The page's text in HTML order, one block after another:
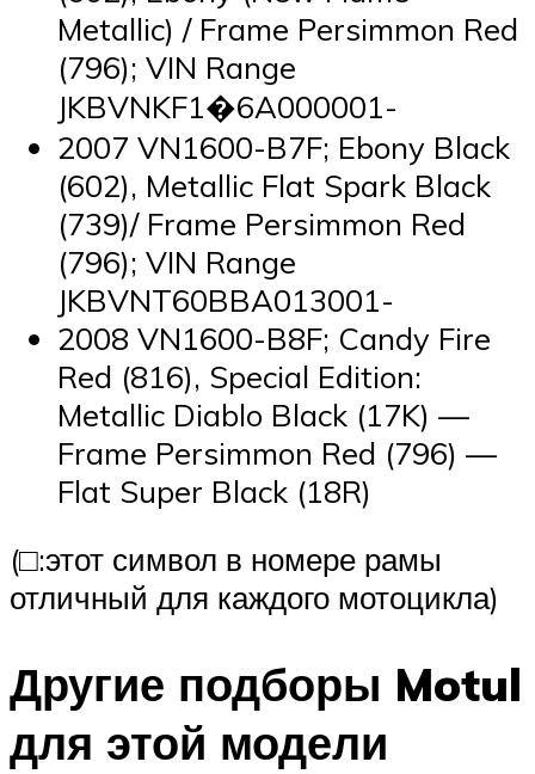
Metallic) / Frame Persimmon Red
(796); VIN Range
JKBVNKF1�6A000001-
2007 VN1600-B7F; Ebony Black
(602), Metallic Flat Spark Black
(739)/ Frame Persimmon Red
(796); VIN Range
JKBVNT60BBA013001-
2008 VN1600-B8F; Candy Fire
Red (816), Special Edition:
Metallic Diablo Black (17K) —
Frame Persimmon Red (796) —
Flat Super Black (18R)
(□:этот символ в номере рамы
отличный для каждого мотоцикла)
Другие подборы Motul
для этой модели